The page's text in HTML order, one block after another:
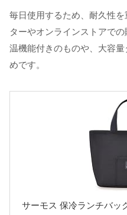
毎日使用するため、耐久性
ターやオンラインストアで
温機能付きのものや、大容
めです。
サーモス 保冷ランチバッ